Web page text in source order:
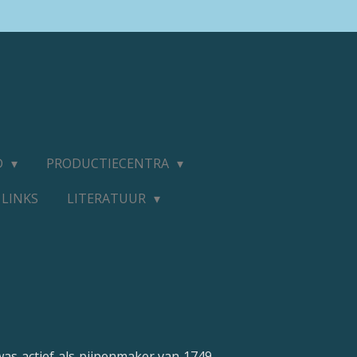
PRODUCTIECENTRA
LINKS
LITERATUUR